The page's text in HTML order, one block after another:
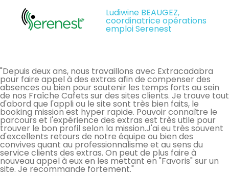
Ludiwine BEAUGEZ,
coordinatrice opérations
emploi Serenest
"Depuis deux ans, nous travaillons avec Extracadabra
pour faire appel à des extras afin de compenser des
absences ou bien pour soutenir les temps forts au sein
de nos Fraîche Cafets sur des sites clients. Je trouve tout
d'abord que l'appli ou le site sont très bien faits, le
booking mission est hyper rapide. Pouvoir connaître le
parcours et l'expérience des extras est très utile pour
trouver le bon profil selon la mission.J'ai eu très souvent
d'excellents retours de notre équipe ou bien des
convives quant au professionnalisme et au sens du
service clients des extras. On peut de plus faire à
nouveau appel à eux en les mettant en "Favoris" sur un
site. Je recommande fortement."